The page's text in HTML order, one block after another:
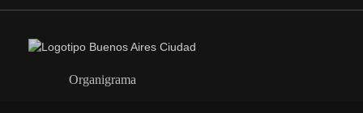
Organigrama